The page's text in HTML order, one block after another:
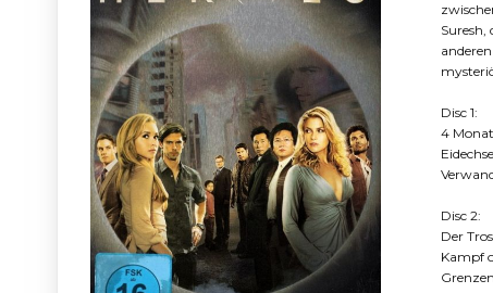
Suresh,
Disc 1:
4
Disc 2:
Der
Kampf
Grenzen